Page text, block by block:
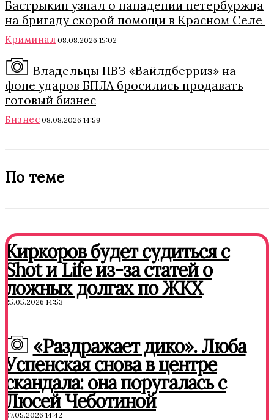
Бастрыкин узнал о нападении петербуржца
на бригаду скорой помощи в Красном Селе
Криминал 08.08.2026 15:02
Владельцы ПВЗ «Вайлдберриз» на
фоне ударов БПЛА бросились продавать
готовый бизнес
Бизнес 08.08.2026 14:59
По теме
Киркоров будет судиться с
Shot и Life из-за статей о
ложных долгах по ЖКХ
25.05.2026 14:53
«Раздражает дико». Люба
Успенская снова в центре
скандала: она поругалась с
Люсей Чеботиной
07.05.2026 14:42